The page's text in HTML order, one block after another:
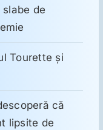
de
Tourette şi
că
lipsite de